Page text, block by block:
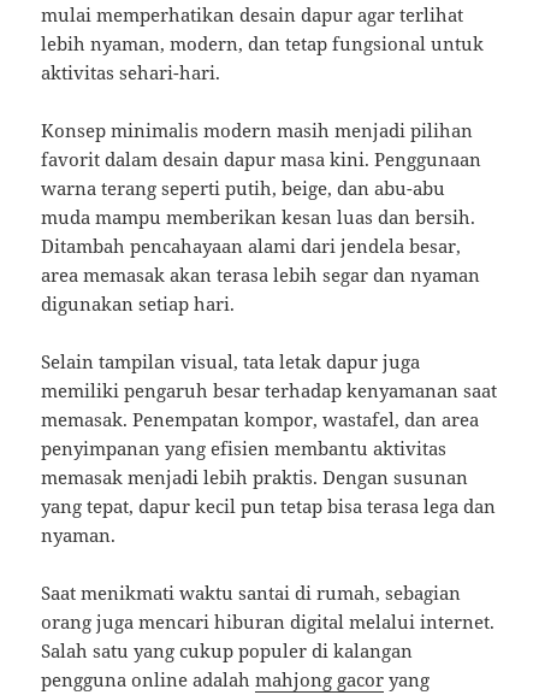
mulai memperhatikan desain dapur agar terlihat
lebih nyaman, modern, dan tetap fungsional untuk
aktivitas sehari-hari.
Konsep minimalis modern masih menjadi pilihan
favorit dalam desain dapur masa kini. Penggunaan
warna terang seperti putih, beige, dan abu-abu
muda mampu memberikan kesan luas dan bersih.
Ditambah pencahayaan alami dari jendela besar,
area memasak akan terasa lebih segar dan nyaman
digunakan setiap hari.
Selain tampilan visual, tata letak dapur juga
memiliki pengaruh besar terhadap kenyamanan saat
memasak. Penempatan kompor, wastafel, dan area
penyimpanan yang efisien membantu aktivitas
memasak menjadi lebih praktis. Dengan susunan
yang tepat, dapur kecil pun tetap bisa terasa lega dan
nyaman.
Saat menikmati waktu santai di rumah, sebagian
orang juga mencari hiburan digital melalui internet.
Salah satu yang cukup populer di kalangan
pengguna online adalahmahjong gacor yang